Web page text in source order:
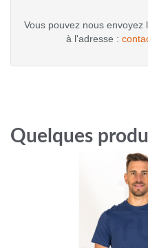
Vous pouvez nous envoyez
à l'adresse :
Quelques